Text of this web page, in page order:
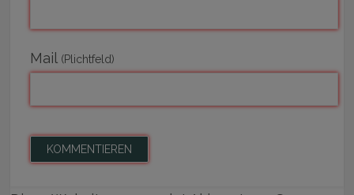
Mail (Plichtfeld)